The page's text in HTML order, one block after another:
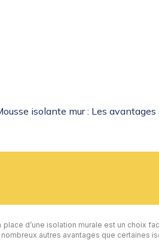
isolante mur : Les avantages
place d’une isolation murale est un choix
nombreux autres avantages que certaines